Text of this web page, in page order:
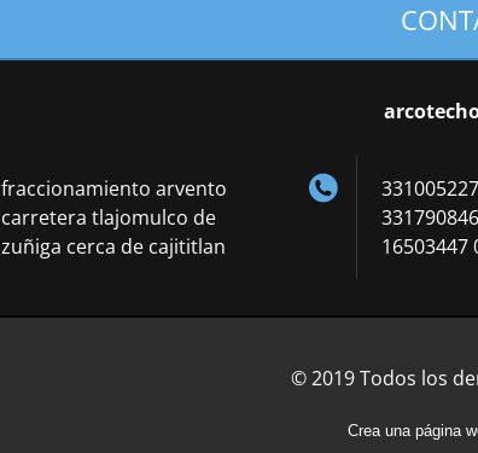
fraccionamiento arvento
carretera tlajomulco de
zuñiga cerca de cajititlan
16503447
© 2019 Todos los
Crea una página